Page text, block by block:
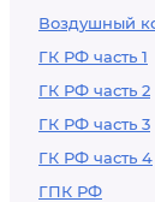
Воздушный
ГК РФ часть 1
ГК РФ часть 2
ГК РФ часть 3
ГК РФ часть 4
ГПК РФ